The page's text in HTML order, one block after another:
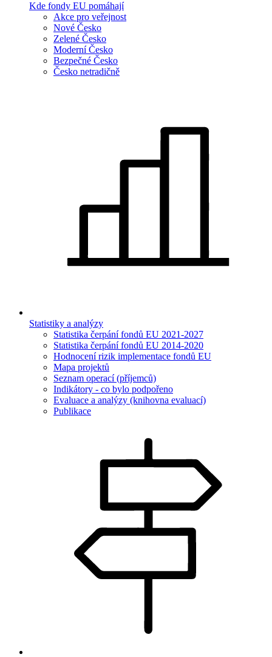
Kde fondy EU pomáhají
Akce pro veřejnost
Nové Česko
Zelené Česko
Moderní Česko
Bezpečné Česko
Česko netradičně
Statistiky a analýzy
Statistika čerpání fondů EU 2021-2027
Statistika čerpání fondů EU 2014-2020
Hodnocení rizik implementace fondů EU
Mapa projektů
Seznam operací (příjemců)
Indikátory - co bylo podpořeno
Evaluace a analýzy (knihovna evaluací)
Publikace